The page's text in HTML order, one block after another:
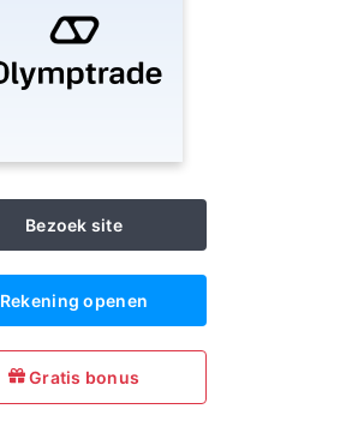
Bezoek site
Rekening openen
Gratis bonus